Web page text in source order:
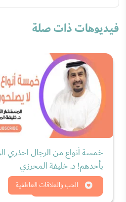
فيديوهات ذات صلة
الحب والعلاقات العاطفية
خمسة أنواع من الرجال احذري
بأحدهم! د. خليفة المحرزي
شاهد الان